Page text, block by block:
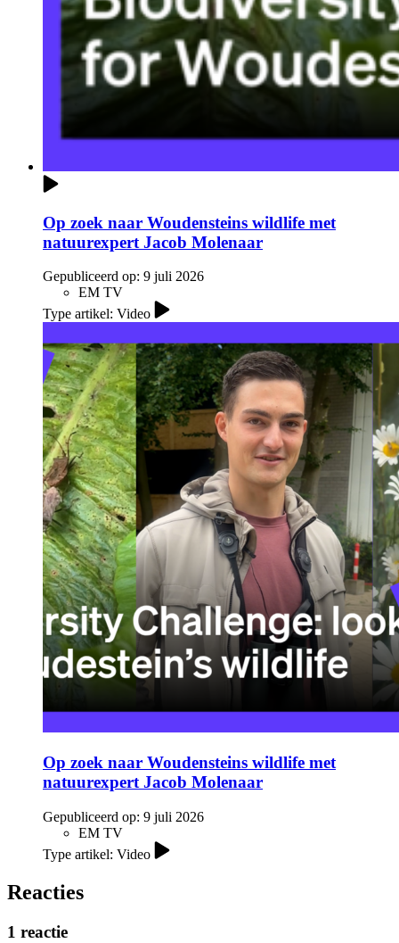
Op zoek naar Woudensteins wildlife met
natuurexpert Jacob Molenaar
Gepubliceerd op: 9 juli 2026
EM TV
Type artikel: Video
Op zoek naar Woudensteins wildlife met
natuurexpert Jacob Molenaar
Gepubliceerd op: 9 juli 2026
EM TV
Type artikel: Video
Reacties
1 reactie